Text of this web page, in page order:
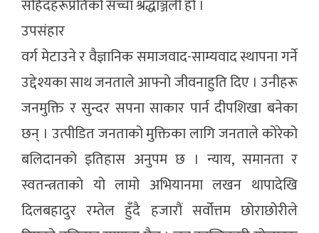
सहिदहरूप्रतिको सच्चा श्रद्धाञ्जली हो ।
उपसंहार
वर्ग मेटाउने र वैज्ञानिक समाजवाद-साम्यवाद स्थापना गर्ने
उद्देश्यका साथ जनताले आफ्नो जीवनाहुति दिए । उनीहरू
जनमुक्ति र सुन्दर सपना साकार पार्न दीपशिखा बनेका
छन् । उत्पीडित जनताको मुक्तिका लागि जनताले कोरेको
बलिदानको इतिहास अनुपम छ । न्याय, समानता र
स्वतन्त्रताको यो लामो अभियानमा लखन थापादेखि
दिलबहादुर रम्तेल हुँदै हजारौं सर्वोत्तम छोराछोरीले